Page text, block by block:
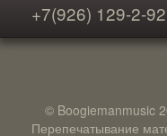
+7(926) 129-2-
© Boogiemanmusic
Перепечатывание